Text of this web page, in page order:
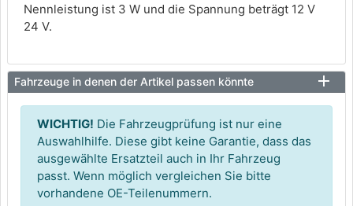
Nennleistung ist 3 W und die Spannung beträgt 12 V
24 V.
Fahrzeuge in denen der Artikel passen könnte
WICHTIG! Die Fahrzeugprüfung ist nur eine
Auswahlhilfe. Diese gibt keine Garantie, dass das
ausgewählte Ersatzteil auch in Ihr Fahrzeug
passt. Wenn möglich vergleichen Sie bitte
vorhandene OE-Teilenummern.